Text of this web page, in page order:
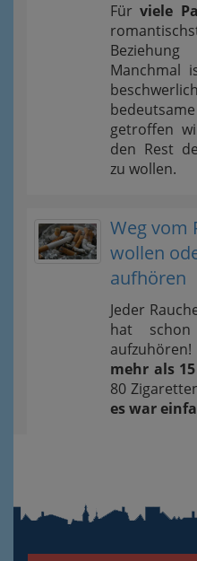
Fürviele
Manchmal
getroffen
den Rest
zu wollen.
Weg vom
wollen
aufhören
Jeder
hat
mehr als
80
es war